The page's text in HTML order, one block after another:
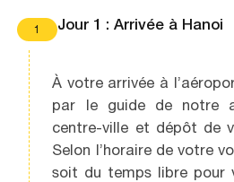
1 Jour 1 : Arrivée à Hanoi
À votre arrivée à
par le guide de notre
centre-ville et dépôt de
Selon l’horaire de votre
soit du temps libre pour